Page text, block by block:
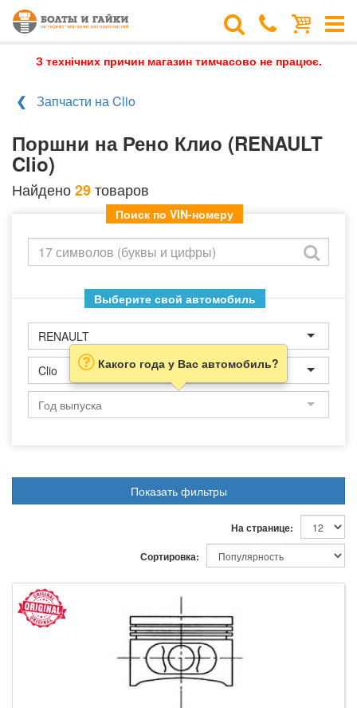
З технічних причин магазин тимчасово не працює.
Запчасти на Clio
Поршни на Рено Клио (RENAULT
Clio)
Найдено29товаров
Поиск по VIN-номеру
Выберите свой автомобиль
RENAULT
Clio Какого года у Вас автомобиль?
Показать фильтры
На странице:
Сортировка: